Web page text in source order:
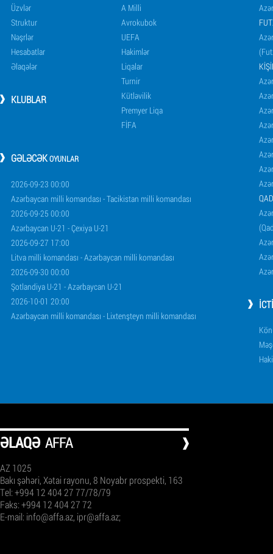
Üzvlər
Struktur
Nəşrlər
Hesabatlar
Əlaqələr
KLUBLAR
A Milli
Avrokubok
UEFA
Hakimlər
Liqalar
Turnir
Kütləvilik
Premyer Liqa
FİFA
GƏLƏCƏKOYUNLAR
2026-09-23 00:00
Azərbaycan milli komandası - Tacikistan milli komandası
2026-09-25 00:00
Azərbaycan U-21 - Çexiya U-21
2026-09-27 17:00
Litva milli komandası - Azərbaycan milli komandası
2026-09-30 00:00
Şotlandiya U-21 - Azərbaycan U-21
2026-10-01 20:00
Azərbaycan milli komandası - Lixtenşteyn milli komandası
ƏLAQƏ AFFA
AZ 1025
Bakı şəhəri, Xətai rayonu, 8 Noyabr prospekti, 163
Tel: +994 12 404 27 77/78/79
Faks: +994 12 404 27 72
E-mail: info@affa.az, ipr@affa.az;